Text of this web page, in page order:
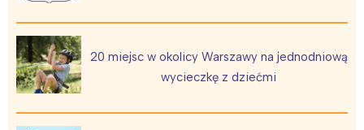
20 miejsc w okolicy Warszawy na jednodniową
wycieczkę z dziećmi
Wybieram